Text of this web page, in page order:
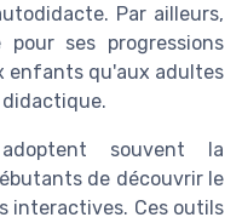
Par ailleurs,
ses progressions
enfants qu'aux adultes
souvent la
de découvrir le
interactives. Ces outils